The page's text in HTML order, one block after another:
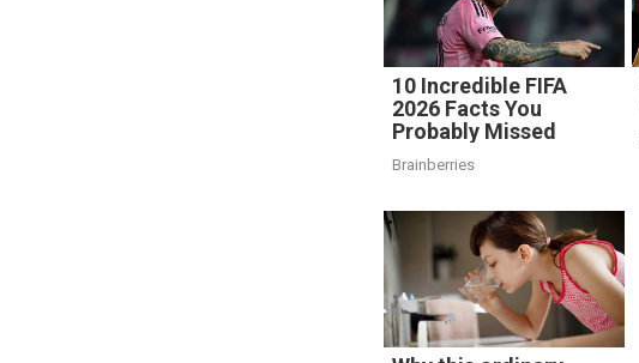
10 Incredible FIFA
2026 Facts You
Probably Missed
Brainberries